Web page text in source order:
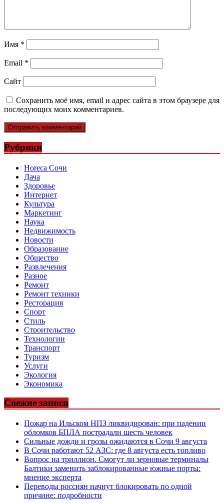
Имя *
Email *
Сайт
Сохранить моё имя, email и адрес сайта в этом браузере для
последующих моих комментариев.
Рубрики
Horeca Сочи
Дача
Здоровье
Интернет
Культура
Маркетинг
Наука
Недвижимость
Новости
Образование
Общество
Развлечения
Разное
Ремонт
Ремонт техники
Ресторация
Спорт
Стиль
Строительство
Технологии
Транспорт
Туризм
Услуги
Экология
Экономика
Свежие записи
Пожар на Ильском НПЗ ликвидирован: при падении
обломков БПЛА пострадали шесть человек
Сильные дожди и грозы ожидаются в Сочи 9 августа
В Сочи работают 52 АЗС: где 8 августа есть топливо
Вопрос на триллион. Смогут ли зерновые терминалы
Балтики заменить заблокированные южные порты:
мнение эксперта
Переводы россиян начнут блокировать по одной
причине: подробности